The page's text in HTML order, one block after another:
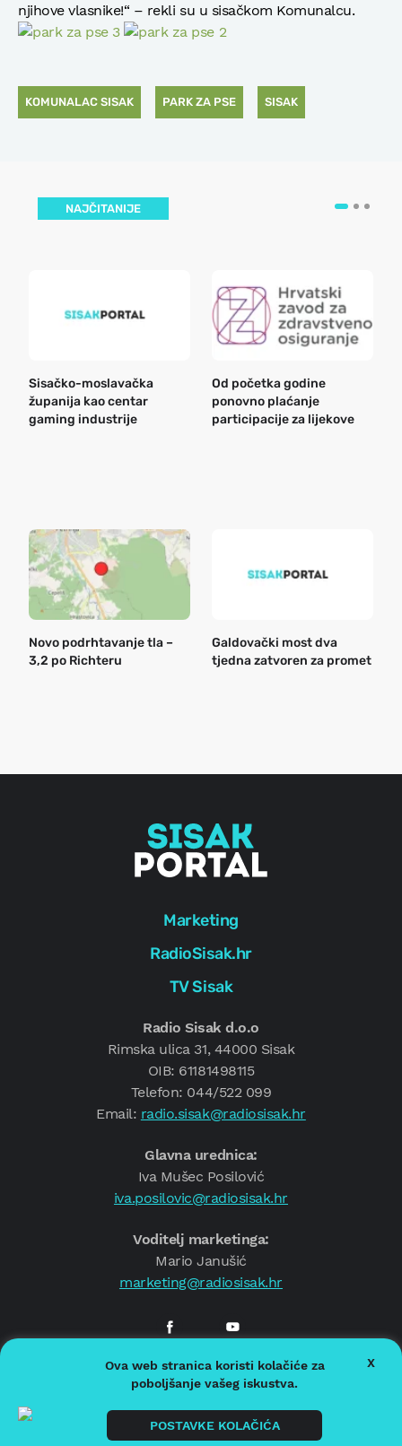
njihove vlasnike!“ – rekli su u sisačkom Komunalcu.
KOMUNALAC SISAK PARK ZA PSE SISAK
NAJČITANIJE
Sisačko-moslavačka
županija kao centar
gaming industrije
Od početka godine
ponovno plaćanje
participacije za lijekove
Novo podrhtavanje tla –
3,2 po Richteru
Galdovački most dva
tjedna zatvoren za promet
Marketing
RadioSisak.hr
TV Sisak
Radio Sisak d.o.o
Rimska ulica 31, 44000 Sisak
OIB: 61181498115
Telefon: 044/522 099
Email: radio.sisak@radiosisak.hr
Glavna urednica:
Iva Mušec Posilović
iva.posilovic@radiosisak.hr
Voditelj marketinga:
Mario Janušić
marketing@radiosisak.hr
© 2026.Radio Sisak
Politika privatnosti
Politika kolačića
Ova web stranica koristi kolačiće za
poboljšanje vašeg iskustva.
POSTAVKE KOLAČIĆA
X